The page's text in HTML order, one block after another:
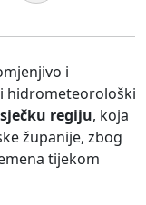
i
hidrometeorološki
regiju, koja
županije, zbog
tijekom